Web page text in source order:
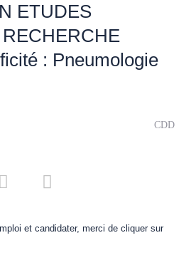
ETUDES
: Pneumologie
CDD
et candidater, merci de cliquer sur